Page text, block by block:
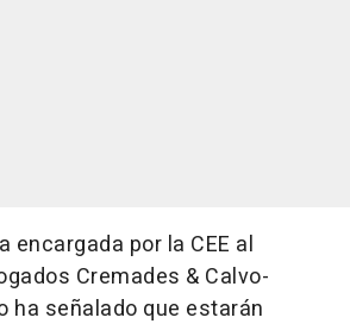
encargada por la CEE al
Cremades & Calvo-
ha señalado que estarán